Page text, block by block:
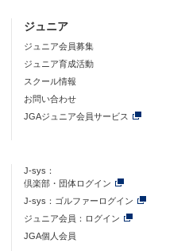
ジュニア
ジュニア会員募集
ジュニア育成活動
スクール情報
お問い合わせ
JGAジュニア会員サービス
J-sys：
倶楽部・団体ログイン
J-sys：ゴルファーログイン
ジュニア会員：ログイン
JGA個人会員